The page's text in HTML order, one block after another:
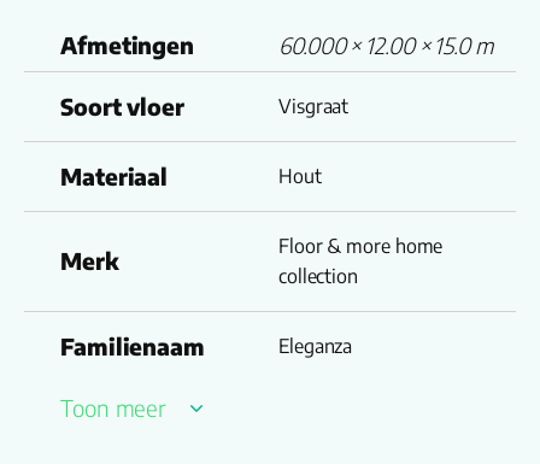
Afmetingen 60.000 × 12.00 × 15.0 m
Soort vloer Visgraat
Materiaal Hout
Merk
Floor & more home
collection
Familienaam Eleganza
Productgroep
Toon meer